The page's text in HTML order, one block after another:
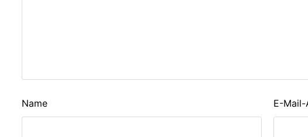
Name E-Mail-